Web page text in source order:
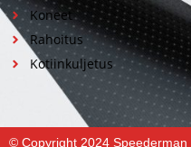
Koneet
Rahoitus
Kotiinkuljetus
© Copyright 2024 Speederman